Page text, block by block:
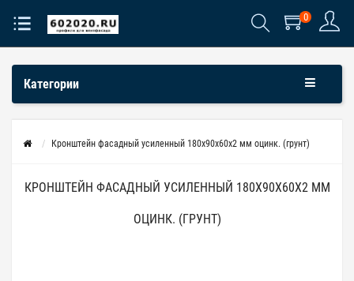
0
Категории
Кронштейн фасадный усиленный 180х90х60х2 мм оцинк. (грунт)
КРОНШТЕЙН ФАСАДНЫЙ УСИЛЕННЫЙ 180Х90Х60Х2 ММ
ОЦИНК. (ГРУНТ)